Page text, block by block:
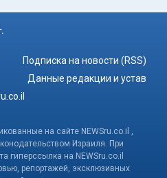
Подписка на новости (RSS)
Данные редакции и устав
на сайте NEWSru.co.il ,
Израиля. При
гиперссылка на NEWSru.co.il
репортажей, эксклюзивных